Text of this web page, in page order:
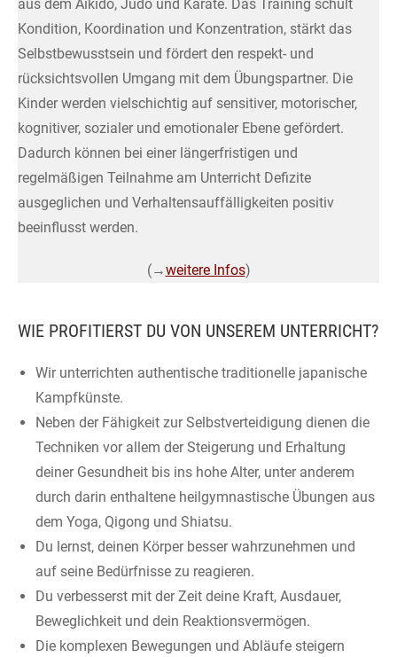
aus dem Aikidô, Jûdô und Karate. Das Training schult
Kondition, Koordination und Konzentration, stärkt das
Selbstbewusstsein und fördert den respekt- und
rücksichtsvollen Umgang mit dem Übungspartner. Die
Kinder werden vielschichtig auf sensitiver, motorischer,
kognitiver, sozialer und emotionaler Ebene gefördert.
Dadurch können bei einer längerfristigen und
regelmäßigen Teilnahme am Unterricht Defizite
ausgeglichen und Verhaltensauffälligkeiten positiv
beeinflusst werden.
(→weitere Infos)
WIE PROFITIERST DU VON UNSEREM UNTERRICHT?
Wir unterrichten authentische traditionelle japanische
Kampfkünste.
Neben der Fähigkeit zur Selbstverteidigung dienen die
Techniken vor allem der Steigerung und Erhaltung
deiner Gesundheit bis ins hohe Alter, unter anderem
durch darin enthaltene heilgymnastische Übungen aus
dem Yoga, Qigong und Shiatsu.
Du lernst, deinen Körper besser wahrzunehmen und
auf seine Bedürfnisse zu reagieren.
Du verbesserst mit der Zeit deine Kraft, Ausdauer,
Beweglichkeit und dein Reaktionsvermögen.
Die komplexen Bewegungen und Abläufe steigern